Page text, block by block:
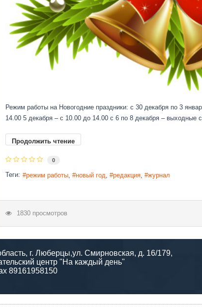
Режим работы на Новогодние праздники: с 30 декабря по 3
14.00 5 декабря – с 10.00 до 14.00 с 6 по 8 декабря – выходные
Продолжить чтение
0
Теги: режим работы новый год редакция журнал
1830 просмотров
г. Люберцы,ул. Смирновская, д. 16/179,
центр "На каждый день"
89161958150